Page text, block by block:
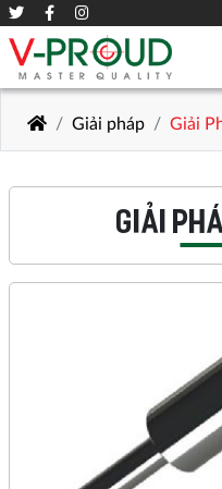
Giải pháp Giải
GIẢI